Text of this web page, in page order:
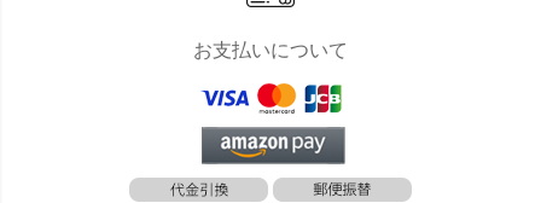
お支払いについて